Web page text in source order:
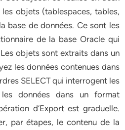
objets (tablespaces, tables,
base de données. Ce sont les
de la base Oracle qui
objets sont extraits dans un
les données contenues dans
SELECT qui interrogent les
données dans un format
d’Export est graduelle.
par étapes, le contenu de la